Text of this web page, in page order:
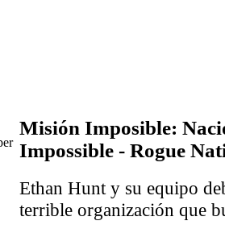
Misión Imposible:
Impossible - Rogue
Ethan Hunt y su equipo
terrible organización que